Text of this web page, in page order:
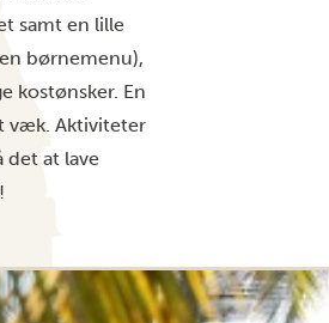
samt en lille
børnemenu),
kostønsker. En
væk. Aktiviteter
det at lave